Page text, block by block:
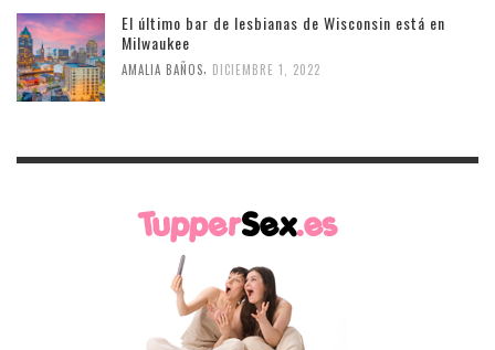
El último bar de lesbianas de Wisconsin está en
Milwaukee
AMALIA BAÑOS DICIEMBRE 1, 2022